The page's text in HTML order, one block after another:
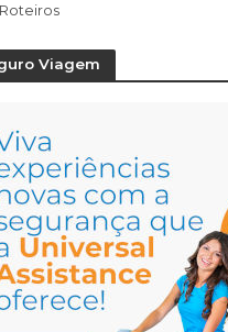
Roteiros
Viagem